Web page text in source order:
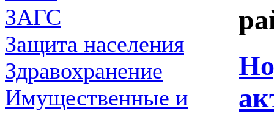
ЗАГС
Защита населения
Здравохранение
Имущественные и